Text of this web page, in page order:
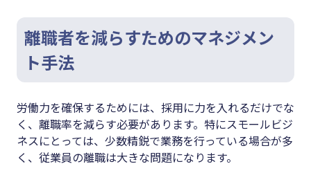
離職者を減らすためのマネジメン
ト手法
労働力を確保するためには、採用に力を入れるだけでな
く、離職率を減らす必要があります。特にスモールビジ
ネスにとっては、少数精鋭で業務を行っている場合が多
く、従業員の離職は大きな問題になります。